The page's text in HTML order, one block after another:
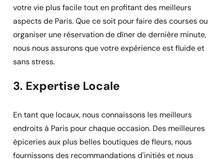
votre vie plus facile tout en profitant des meilleurs
aspects de Paris. Que ce soit pour faire des courses ou
organiser une réservation de dîner de dernière minute,
nous nous assurons que votre expérience est fluide et
sans stress.
3. Expertise Locale
En tant que locaux, nous connaissons les meilleurs
endroits à Paris pour chaque occasion. Des meilleures
épiceries aux plus belles boutiques de fleurs, nous
fournissons des recommandations d'initiés et nous